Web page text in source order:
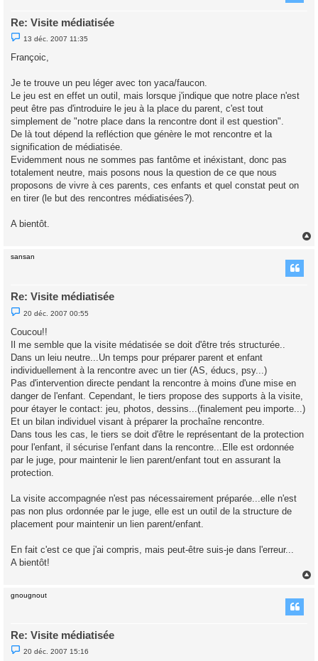
Re: Visite médiatisée
M
e
s
e
n
o
n
l
u
13 déc. 2007 11:35
Françoic,
Je te trouve un peu léger avec ton yaca/faucon.
Le jeu est en effet un outil, mais lorsque j'indique que notre place n'est
peut être pas d'introduire le jeu à la place du parent, c'est tout
simplement de "notre place dans la rencontre dont il est question".
De là tout dépend la refléction que génère le mot rencontre et la
signification de médiatisée.
Evidemment nous ne sommes pas fantôme et inéxistant, donc pas
totalement neutre, mais posons nous la question de ce que nous
proposons de vivre à ces parents, ces enfants et quel constat peut on
en tirer (le but des rencontres médiatisées?).
A bientôt.
sansan
Re: Visite médiatisée
M
e
s
a
e
n
n
l
20 déc. 2007 00:55
Coucou!!
Il me semble que la visite médatisée se doit d'être trés structurée..
Dans un leiu neutre...Un temps pour préparer parent et enfant
individuellement à la rencontre avec un tier (AS, éducs, psy...)
Pas d'intervention directe pendant la rencontre à moins d'une mise en
danger de l'enfant. Cependant, le tiers propose des supports à la visite,
pour étayer le contact: jeu, photos, dessins...(finalement peu importe...)
Et un bilan individuel visant à préparer la prochaîne rencontre.
Dans tous les cas, le tiers se doit d'être le représentant de la protection
pour l'enfant, il sécurise l'enfant dans la rencontre...Elle est ordonnée
par le juge, pour maintenir le lien parent/enfant tout en assurant la
protection.
La visite accompagnée n'est pas nécessairement préparée...elle n'est
pas non plus ordonnée par le juge, elle est un outil de la structure de
placement pour maintenir un lien parent/enfant.
En fait c'est ce que j'ai compris, mais peut-être suis-je dans l'erreur...
A bientôt!
gnougnout
Re: Visite médiatisée
M
e
20 déc. 2007 15:16